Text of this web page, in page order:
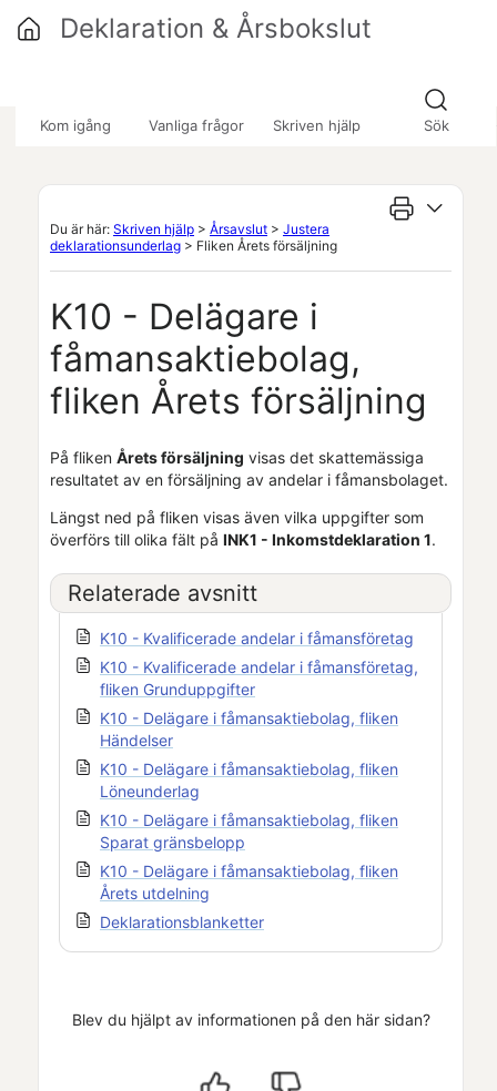
Hoppa över till huvudinnehåll
Kom igång Vanliga frågor Skriven hjälp Sök
Deklaration & Årsbokslut
Du är här: Skriven hjälp > Årsavslut > Justera
deklarationsunderlag > Fliken Årets försäljning
K10 - Delägare i
fåmansaktiebolag,
fliken Årets försäljning
På fliken Årets försäljning visas det skattemässiga
resultatet av en försäljning av andelar i fåmansbolaget.
Längst ned på fliken visas även vilka uppgifter som
överförs till olika fält på INK1 - Inkomstdeklaration 1.
Relaterade avsnitt
K10 - Kvalificerade andelar i fåmansföretag
K10 - Kvalificerade andelar i fåmansföretag,
fliken Grunduppgifter
K10 - Delägare i fåmansaktiebolag, fliken
Händelser
K10 - Delägare i fåmansaktiebolag, fliken
Löneunderlag
K10 - Delägare i fåmansaktiebolag, fliken
Sparat gränsbelopp
K10 - Delägare i fåmansaktiebolag, fliken
Årets utdelning
Deklarationsblanketter
Blev du hjälpt av informationen på den här sidan?